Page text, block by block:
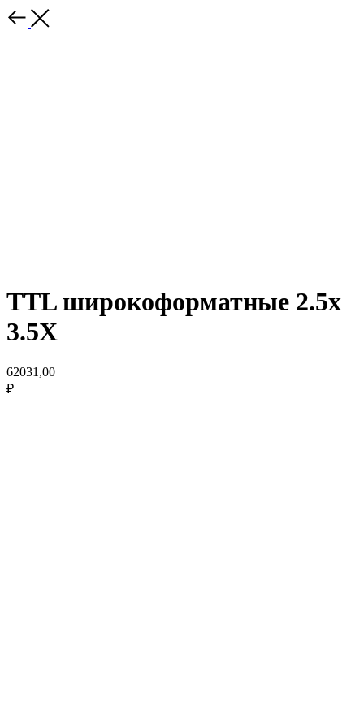
TTL широкоформатные 2.5х
3.5Х
62031,00
₽